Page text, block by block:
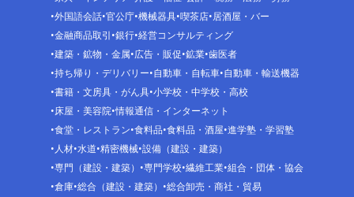
外国語会話 官公庁 機械器具 喫茶店 居酒屋・バー
金融商品取引 銀行 経営コンサルティング
建築・鉱物・金属 広告・販促 鉱業 歯医者
持ち帰り・デリバリー 自動車・自転車 自動車・輸送機器
書籍・文房具・がん具 小学校・中学校・高校
床屋・美容院 情報通信・インターネット
食堂・レストラン 食料品 食料品・酒屋 進学塾・学習塾
人材 水道 精密機械 設備（建設・建築）
専門（建設・建築）
専門学校 繊維工業 組合・団体・協会
倉庫 総合（建設・建築）
総合卸売・商社・貿易